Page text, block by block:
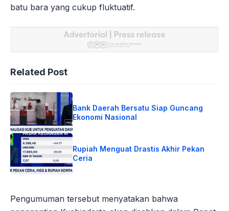
batu bara yang cukup fluktuatif.
Related Post
Bank Daerah Bersatu Siap Guncang
Ekonomi Nasional
Rupiah Menguat Drastis Akhir Pekan
Ceria
Pengumuman tersebut menyatakan bahwa